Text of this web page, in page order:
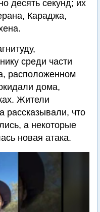
десять секунд; их
Караджа,
среди части
расположенном
дома,
Жители
рассказывали, что
а некоторые
новая атака.